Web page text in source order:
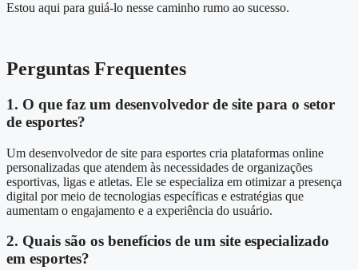
Estou aqui para guiá-lo nesse caminho rumo ao sucesso.
Perguntas Frequentes
1. O que faz um desenvolvedor de site para o setor
de esportes?
Um desenvolvedor de site para esportes cria plataformas online
personalizadas que atendem às necessidades de organizações
esportivas, ligas e atletas. Ele se especializa em otimizar a presença
digital por meio de tecnologias específicas e estratégias que
aumentam o engajamento e a experiência do usuário.
2. Quais são os benefícios de um site especializado
em esportes?